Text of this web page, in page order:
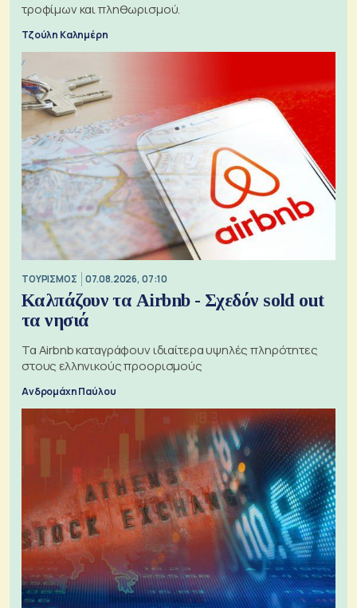
τροφίμων και πληθωρισμού.
Τζούλη Καλημέρη
ΤΟΥΡΙΣΜΟΣ 07.08.2026, 07:10
Καλπάζουν τα Airbnb - Σχεδόν sold out
τα νησιά
Τα Airbnb καταγράφουν ιδιαίτερα υψηλές πληρότητες
στους ελληνικούς προορισμούς
Ανδρομάχη Παύλου